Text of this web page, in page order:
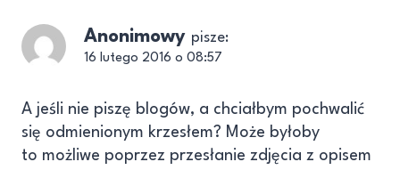
Anonimowy pisze:
16 lutego 2016 o 08:57
A jeśli nie piszę blogów, a chciałbym pochwalić
się odmienionym krzesłem? Może byłoby
to możliwe poprzez przesłanie zdjęcia z opisem